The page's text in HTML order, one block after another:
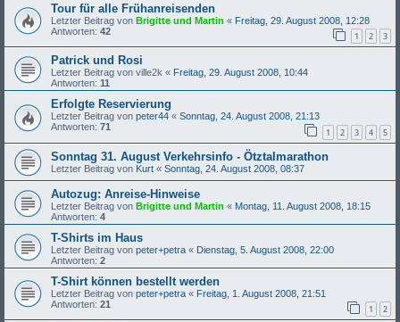
Tour für alle Frühanreisenden
Letzter Beitrag von Brigitte und Martin « Freitag, 29. August 2008, 12:28
Antworten: 42 1 2 3
Patrick und Rosi
Letzter Beitrag von ville2k « Freitag, 29. August 2008, 10:44
Antworten: 11
Erfolgte Reservierung
Letzter Beitrag von peter44 « Sonntag, 24. August 2008, 21:13
Antworten: 71 1 2 3 4 5
Sonntag 31. August Verkehrsinfo - Ötztalmarathon
Letzter Beitrag von Kurt « Sonntag, 24. August 2008, 08:37
Autozug: Anreise-Hinweise
Letzter Beitrag von Brigitte und Martin « Montag, 11. August 2008, 18:15
Antworten: 4
T-Shirts im Haus
Letzter Beitrag von peter+petra « Dienstag, 5. August 2008, 22:00
Antworten: 2
T-Shirt können bestellt werden
Letzter Beitrag von peter+petra « Freitag, 1. August 2008, 21:51
Antworten: 21 1 2